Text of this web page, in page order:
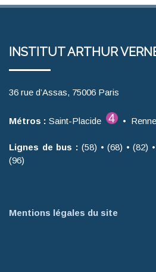
INSTITUT ARTHUR
36 rue d’Assas, 75006 Paris
Métros : Saint-Placide •
Lignes de bus : (58) • (68) • (82)
(96)
Mentions légales du site